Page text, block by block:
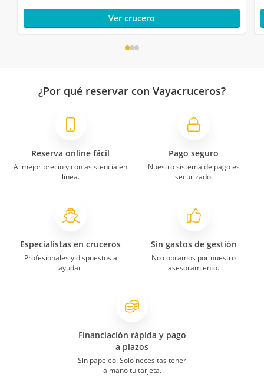
Ver crucero
¿Por qué reservar con Vayacruceros?
Reserva online fácil
Al mejor precio y con asistencia en
línea.
Pago seguro
Nuestro sistema de pago es
securizado.
Especialistas en cruceros
Profesionales y dispuestos a
ayudar.
Sin gastos de gestión
No cobramos por nuestro
asesoramiento.
Financiación rápida y pago
a plazos
Sin papeleo. Solo necesitas tener
a mano tu tarjeta.